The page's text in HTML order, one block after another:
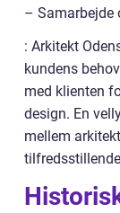
– Samarbejde
: Arkitekt
kundens
med klienten
design. En
mellem